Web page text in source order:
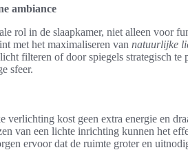
ambiance
rol in de slaapkamer, niet alleen voor
met het maximaliseren van natuurlijke
filteren of door spiegels strategisch te
sfeer.
verlichting kost geen extra energie en
van een lichte inrichting kunnen het
ervoor dat de ruimte groter en